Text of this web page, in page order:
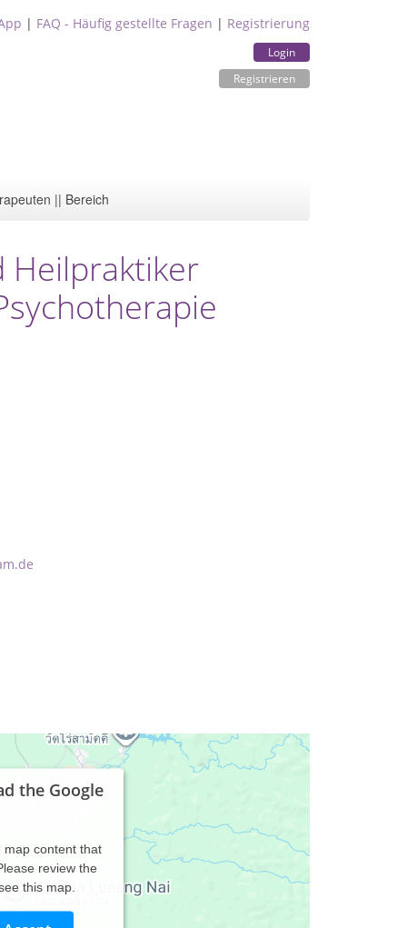
| FAQ - Häufig gestellte Fragen | Registrierung
Login
Registrieren
|| Bereich
Heilpraktiker
the Google
map content that
review the
this map.